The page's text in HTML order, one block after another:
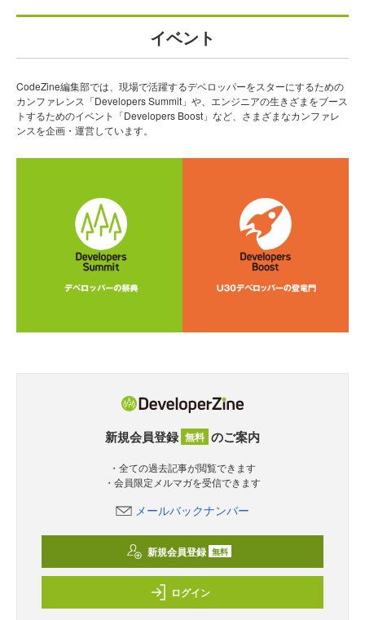
イベント
CodeZine編集部では、現場で活躍するデベロッパーをスターにするための
カンファレンス「Developers Summit」や、エンジニアの生きざまをブース
トするためのイベント「Developers Boost」など、さまざまなカンファレ
ンスを企画・運営しています。
新規会員登録 無料 のご案内
・全ての過去記事が閲覧できます
・会員限定メルマガを受信できます
メールバックナンバー
新規会員登録 無料
ログイン